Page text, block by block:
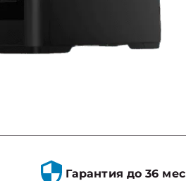
Гарантия до 36 мес